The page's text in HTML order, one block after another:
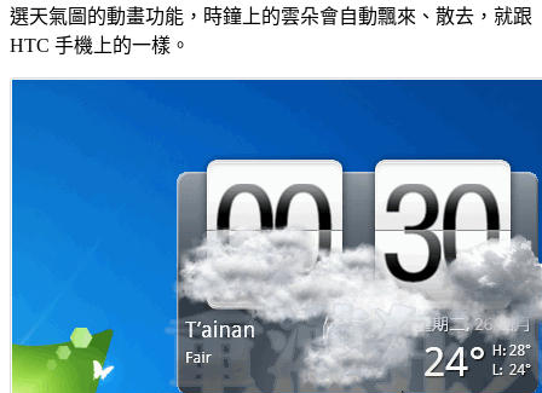
選天氣圖的動畫功能，時鐘上的雲朵會自動飄來、散去，就跟
HTC 手機上的一樣。